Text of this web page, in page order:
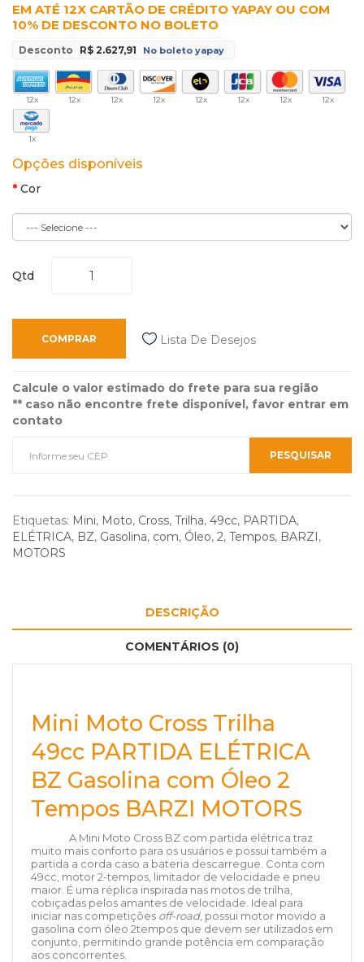
EM ATÉ 12X CARTÃO DE CRÉDITO YAPAY OU COM
10% DE DESCONTO NO BOLETO
Desconto R$ 2.627,91 No boleto yapay
12x 12x 12x 12x 12x 12x 12x 12x
1x
Opções disponíveis
Cor
Qtd
COMPRAR Lista De Desejos
Calcule o valor estimado do frete para sua região
** caso não encontre frete disponível, favor entrar em
contato
Etiquetas: Mini, Moto, Cross, Trilha, 49cc, PARTIDA,
ELÉTRICA, BZ, Gasolina, com, Óleo, 2, Tempos, BARZI,
MOTORS
DESCRIÇÃO
COMENTÁRIOS (0)
Mini Moto Cross Trilha
49cc PARTIDA ELÉTRICA
BZ Gasolina com Óleo 2
Tempos BARZI MOTORS
A Mini Moto Cross BZ com partida elétrica traz
muito mais conforto para os usuários e possui também a
partida a corda caso a bateria descarregue. Conta com
49cc, motor 2-tempos, limitador de velocidade e pneu
maior. É uma réplica inspirada nas motos de trilha,
cobiçadas pelos amantes de velocidade. Ideal para
iniciar nas competições off-road, possui motor movido a
gasolina com óleo 2tempos que devem ser utilizados em
conjunto, permitindo grande potência em comparação
aos concorrentes.